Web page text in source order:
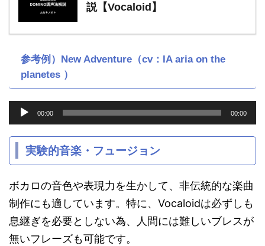
説【Vocaloid】
参考例）New Adventure（cv：IA aria on the
planetes ）
レ
ー
ー
00:00 00:00
実験的音楽・フュージョン
ボカロの音色や表現力を生かして、非伝統的な楽曲
制作にも適しています。特に、Vocaloidは必ずしも
息継ぎを必要としない為、人間には難しいブレスが
無いフレーズも可能です。